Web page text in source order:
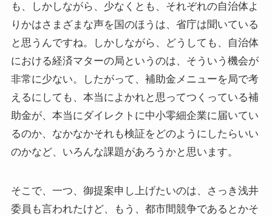
も、しかしながら、少なくとも、それぞれの自治体よ
りかはさまざまな声を国のほうは、省庁は聞いている
と思うんですね。しかしながら、どうしても、自治体
における経済マターの局というのは、そういう機会が
非常に少ない。したがって、補助金メニューを局で考
えるにしても、本当によかれと思ってつくっている補
助金が、本当にダイレクトに中小零細企業に届いてい
るのか、なかなかそれも検証をどのようにしたらいい
のかなど、いろんな課題があろうかと思います。
そこで、一つ、御提案申し上げたいのは、さっき浅井
委員も言われたけど、もう、都市間競争であるとかそ